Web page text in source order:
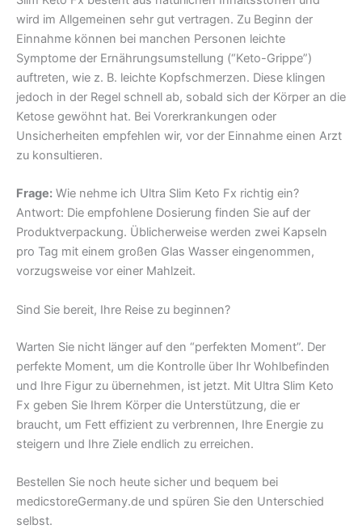
wird im Allgemeinen sehr gut vertragen. Zu Beginn der
Einnahme können bei manchen Personen leichte
Symptome der Ernährungsumstellung (“Keto-Grippe”)
auftreten, wie z. B. leichte Kopfschmerzen. Diese klingen
jedoch in der Regel schnell ab, sobald sich der Körper an die
Ketose gewöhnt hat. Bei Vorerkrankungen oder
Unsicherheiten empfehlen wir, vor der Einnahme einen Arzt
zu konsultieren.
Frage: Wie nehme ich Ultra Slim Keto Fx richtig ein?
Antwort: Die empfohlene Dosierung finden Sie auf der
Produktverpackung. Üblicherweise werden zwei Kapseln
pro Tag mit einem großen Glas Wasser eingenommen,
vorzugsweise vor einer Mahlzeit.
Sind Sie bereit, Ihre Reise zu beginnen?
Warten Sie nicht länger auf den “perfekten Moment”. Der
perfekte Moment, um die Kontrolle über Ihr Wohlbefinden
und Ihre Figur zu übernehmen, ist jetzt. Mit Ultra Slim Keto
Fx geben Sie Ihrem Körper die Unterstützung, die er
braucht, um Fett effizient zu verbrennen, Ihre Energie zu
steigern und Ihre Ziele endlich zu erreichen.
Bestellen Sie noch heute sicher und bequem bei
medicstoreGermany.de und spüren Sie den Unterschied
selbst.